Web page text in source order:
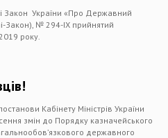
Закон України «Про Державний
Закон), № 294-IX прийнятий
року.
Кабінету Міністрів України
змін до Порядку казначейського
державного